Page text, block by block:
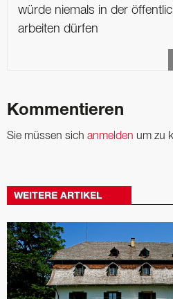
würde niemals in der
arbeiten dürfen
Kommentieren
Sie müssen sich anmelden um zu
WEITERE ARTIKEL